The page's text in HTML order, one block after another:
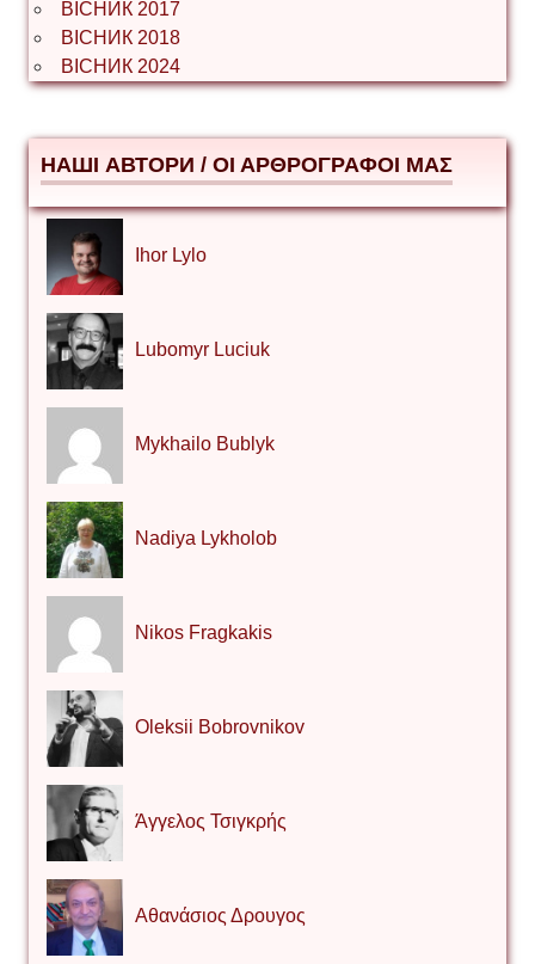
ВІСНИК 2017
ВІСНИК 2018
ВІСНИК 2024
НАШІ АВТОРИ / ΟΙ ΑΡΘΡΟΓΡΑΦΟΙ ΜΑΣ
Ihor Lylo
Lubomyr Luciuk
Mykhailo Bublyk
Nadiya Lykholob
Nikos Fragkakis
Oleksii Bobrovnikov
Άγγελος Τσιγκρής
Αθανάσιος Δρουγος